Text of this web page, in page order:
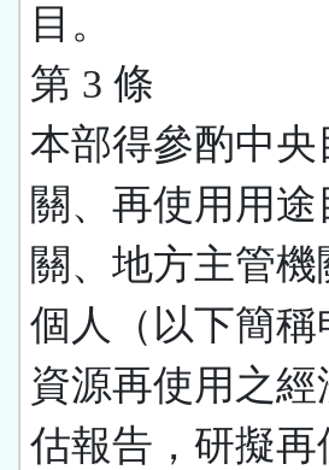
目。
第 3 條
本部得參酌中
關、再使用用
關、地方主管
個人（以下簡
資源再使用之
估報告，研擬